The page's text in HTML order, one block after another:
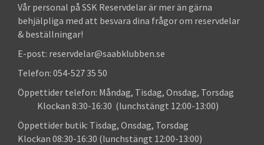
Vår personal på SSK Reservdelar är mer än gärna
behjälpliga med att besvara dina frågor om reservdelar
& beställningar!
E-post: reservdelar@saabklubben.se
Telefon: 054-527 35 50
Öppettider telefon: Måndag, Tisdag, Onsdag, Torsdag
Klockan 8:30-16:30 (lunchstängt 12:00-13:00)
Öppettider butik: Tisdag, Onsdag, Torsdag
Klockan 08:30-16:30 (lunchstängt 12:00-13:00)